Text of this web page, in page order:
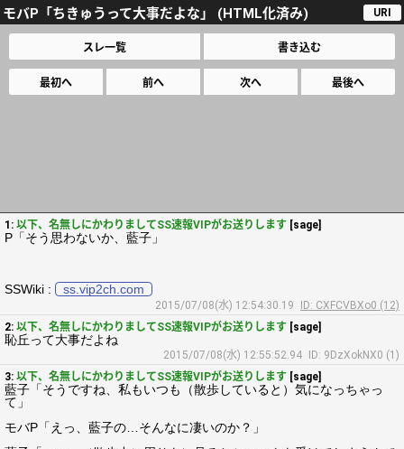
モバP「ちきゅうって大事だよな」 (HTML化済み) URI
スレ一覧 書き込む
最初へ 前へ 次へ 最後へ
1: 以下、名無しにかわりましてSS速報VIPがお送りします [sage]
P「そう思わないか、藍子」
SSWiki : ss.vip2ch.com
2015/07/08(水) 12:54:30.19
ID: CXFCVBXo0 (12)
2: 以下、名無しにかわりましてSS速報VIPがお送りします [sage]
恥丘って大事だよね
2015/07/08(水) 12:55:52.94
ID: 9DzXokNX0 (1)
3: 以下、名無しにかわりましてSS速報VIPがお送りします [sage]
藍子「そうですね、私もいつも（散歩していると）気になっちゃっ
て」
モバP「えっ、藍子の…そんなに凄いのか？」